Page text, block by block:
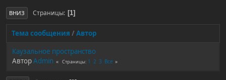
ВНИЗ Страницы 1
Тема сообщения / Автор
Каузальное пространство
АвторAdmin Страницы 1 2 3 Все